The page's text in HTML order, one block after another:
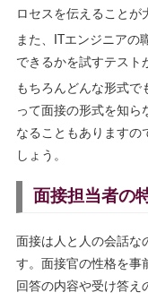
ロセスを伝えることが
また、ITエンジニアの
できるかを試すテスト
もちろんどんな形式で
って面接の形式を知ら
なることもありますの
しょう。
面接担当者の
面接は人と人の会話な
す。面接官の性格を事
回答の内容や受け答え